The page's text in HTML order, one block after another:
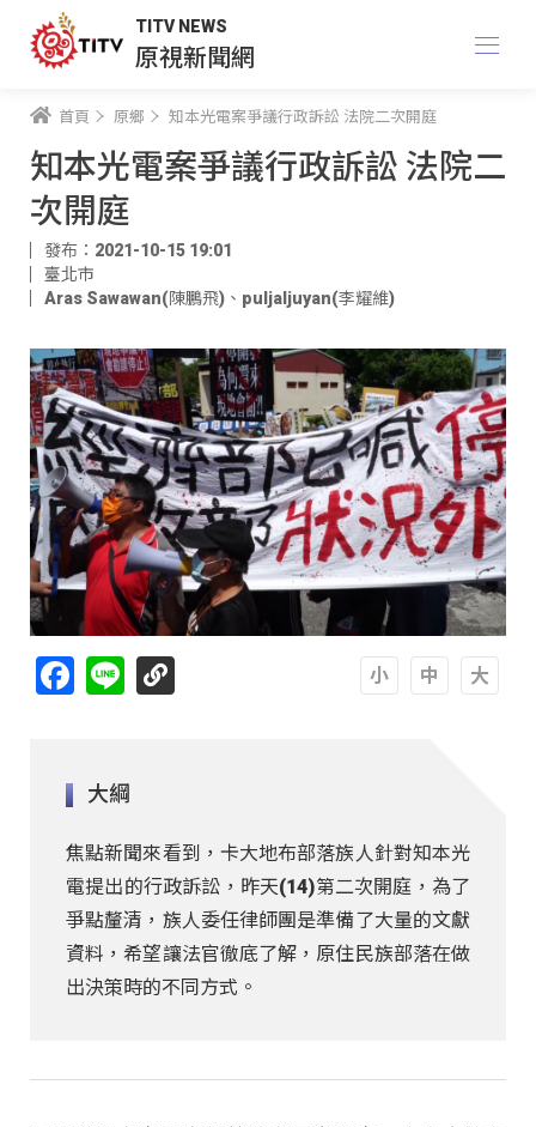
TITV NEWS
原視新聞網
首頁 原鄉 知本光電案爭議行政訴訟 法院二次開庭
知本光電案爭議行政訴訟 法院二
次開庭
發布：2021-10-15 19:01
臺北市
Aras Sawawan(陳鵬飛) 、 puljaljuyan(李耀維)
Facebook
Line
大綱
焦點新聞來看到，卡大地布部落族人針對知本光
電提出的行政訴訟，昨天(14)第二次開庭，為了
爭點釐清，族人委任律師團是準備了大量的文獻
資料，希望讓法官徹底了解，原住民族部落在做
出決策時的不同方式。